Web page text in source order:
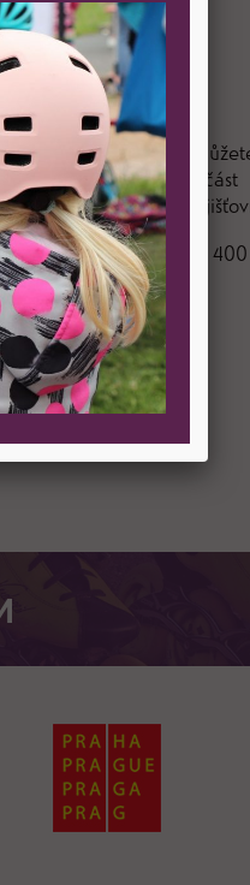
kurzů.
aktivity. O příspěvek
kurzovného jako součást
u své zdravotní
jinou výši příspěvku (